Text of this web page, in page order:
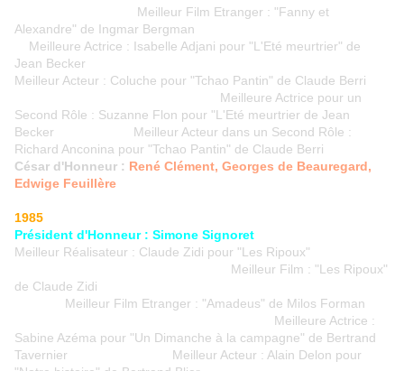
Meilleur Film Etranger : "Fanny et
Alexandre" de Ingmar Bergman
Meilleure Actrice : Isabelle Adjani pour "L'Eté meurtrier" de
Jean Becker
Meilleur Acteur : Coluche pour "Tchao Pantin" de Claude Berri
Meilleure Actrice pour un
Second Rôle : Suzanne Flon pour "L'Eté meurtrier de Jean
Becker Meilleur Acteur dans un Second Rôle :
Richard Anconina pour "Tchao Pantin" de Claude Berri
César d'Honneur : René Clément, Georges de Beauregard,
Edwige Feuillère
1985
Président d'Honneur : Simone Signoret
Meilleur Réalisateur : Claude Zidi pour "Les Ripoux"
Meilleur Film : "Les Ripoux"
de Claude Zidi
Meilleur Film Etranger : "Amadeus" de Milos Forman
Meilleure Actrice :
Sabine Azéma pour "Un Dimanche à la campagne" de Bertrand
Tavernier Meilleur Acteur : Alain Delon pour